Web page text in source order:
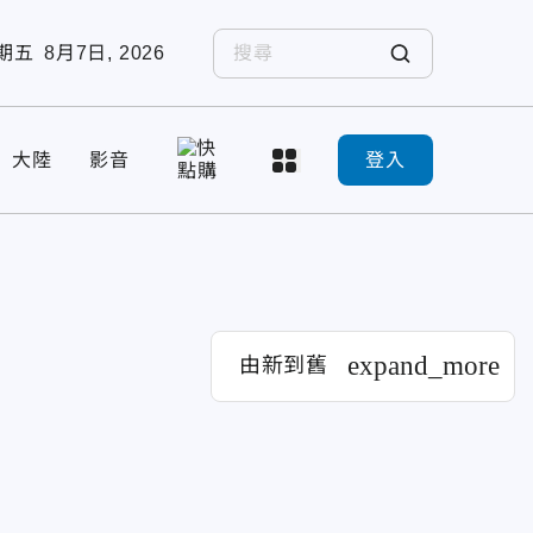
五 8月7日, 2026
大陸 影音 登入
由新到舊 expand_more